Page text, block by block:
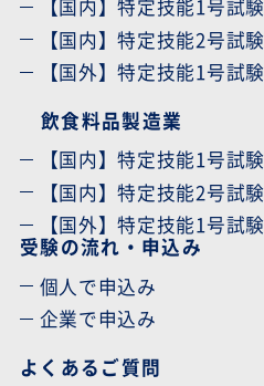
【国内】特定技能1号試験
【国内】特定技能2号試験
【国外】特定技能1号試験
飲食料品製造業
【国内】特定技能1号試験
【国内】特定技能2号試験
【国外】特定技能1号試験
受験の流れ・申込み
個人で申込み
企業で申込み
よくあるご質問